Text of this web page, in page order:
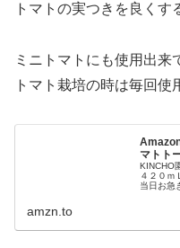
トマトの実つきを良くす
ミニトマトにも使用出来
トマト栽培の時は毎回使
マトト
KINCHO
４２０ｍ
当日お急
amzn.to